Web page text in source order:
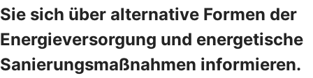
Sie sich über alternative Formen der
Energieversorgung und energetische
Sanierungsmaßnahmen informieren.